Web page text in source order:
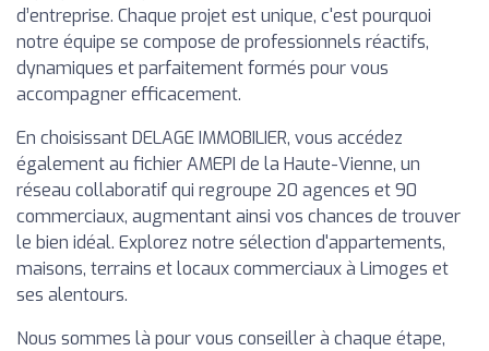
d’entreprise. Chaque projet est unique, c'est pourquoi
notre équipe se compose de professionnels réactifs,
dynamiques et parfaitement formés pour vous
accompagner efficacement.
En choisissant DELAGE IMMOBILIER, vous accédez
également au fichier AMEPI de la Haute-Vienne, un
réseau collaboratif qui regroupe 20 agences et 90
commerciaux, augmentant ainsi vos chances de trouver
le bien idéal. Explorez notre sélection d'appartements,
maisons, terrains et locaux commerciaux à Limoges et
ses alentours.
Nous sommes là pour vous conseiller à chaque étape,